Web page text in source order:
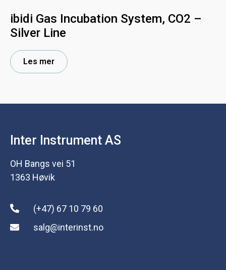
ibidi Gas Incubation System, CO2 –
Silver Line
Les mer
Inter Instrument AS
OH Bangs vei 51
1363 Høvik
(+47) 67 10 79 60
salg@interinst.no